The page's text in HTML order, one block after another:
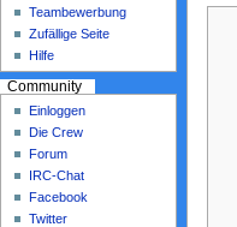
Teambewerbung
Zufällige Seite
Hilfe
Community
Einloggen
Die Crew
Forum
IRC-Chat
Facebook
Twitter